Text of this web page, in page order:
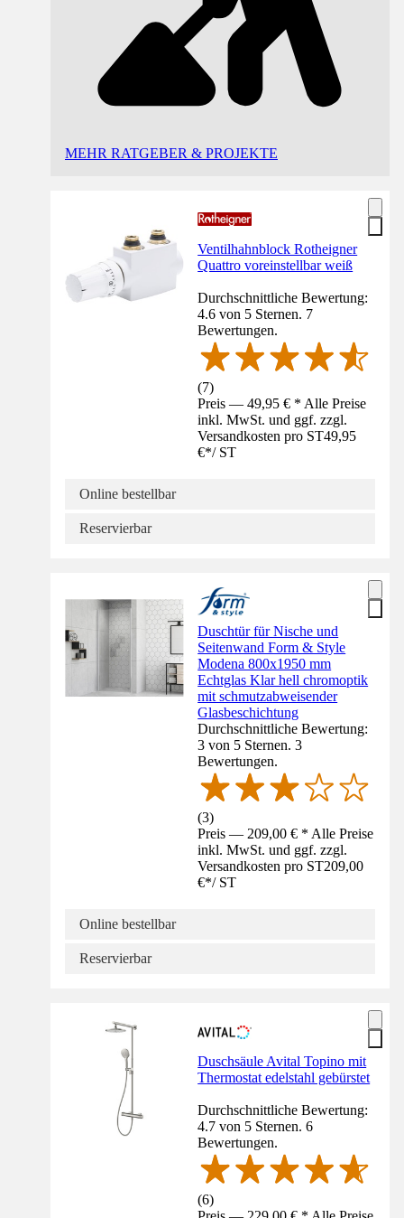
MEHR RATGEBER & PROJEKTE
Ventilhahnblock Rotheigner
Quattro voreinstellbar weiß
Durchschnittliche Bewertung:
4.6 von 5 Sternen. 7
Bewertungen.
(7)
Preis — 49,95 € * Alle Preise
inkl. MwSt. und ggf. zzgl.
Versandkosten pro ST49,95
€*/ ST
Online bestellbar
Reservierbar
Duschtür für Nische und
Seitenwand Form & Style
Modena 800x1950 mm
Echtglas Klar hell chromoptik
mit schmutzabweisender
Glasbeschichtung
Durchschnittliche Bewertung:
3 von 5 Sternen. 3
Bewertungen.
(3)
Preis — 209,00 € * Alle Preise
inkl. MwSt. und ggf. zzgl.
Versandkosten pro ST209,00
€*/ ST
Online bestellbar
Reservierbar
Duschsäule Avital Topino mit
Thermostat edelstahl gebürstet
Durchschnittliche Bewertung:
4.7 von 5 Sternen. 6
Bewertungen.
(6)